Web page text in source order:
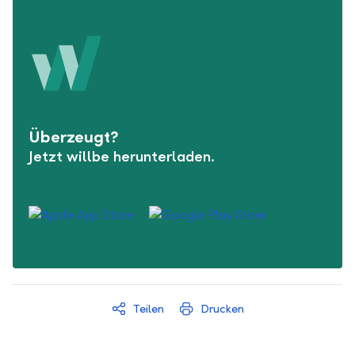
Überzeugt?
Jetzt willbe herunterladen.
Teilen Drucken